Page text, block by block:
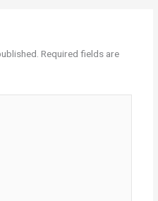
Required fields are